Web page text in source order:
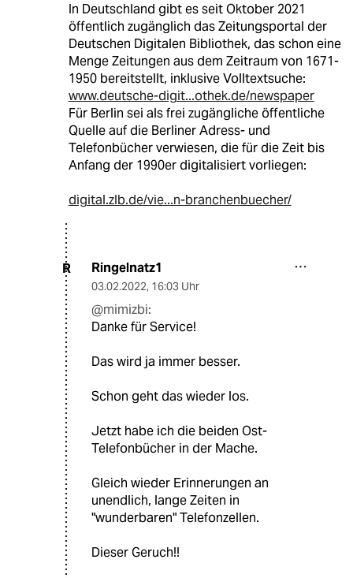
In Deutschland gibt es seit Oktober 2021
öffentlich zugänglich das Zeitungsportal der
Deutschen Digitalen Bibliothek, das schon eine
Menge Zeitungen aus dem Zeitraum von 1671-
1950 bereitstellt, inklusive Volltextsuche:
www.deutsche-digit...othek.de/newspaper
Für Berlin sei als frei zugängliche öffentliche
Quelle auf die Berliner Adress- und
Telefonbücher verwiesen, die für die Zeit bis
Anfang der 1990er digitalisiert vorliegen:
digital.zlb.de/vie...n-branchenbuecher/
R Ringelnatz1
03.02.2022, 16:03 Uhr
@mimizbi:
Danke für Service!
Das wird ja immer besser.
Schon geht das wieder los.
Jetzt habe ich die beiden Ost-
Telefonbücher in der Mache.
Gleich wieder Erinnerungen an
unendlich, lange Zeiten in
"wunderbaren" Telefonzellen.
Dieser Geruch!!